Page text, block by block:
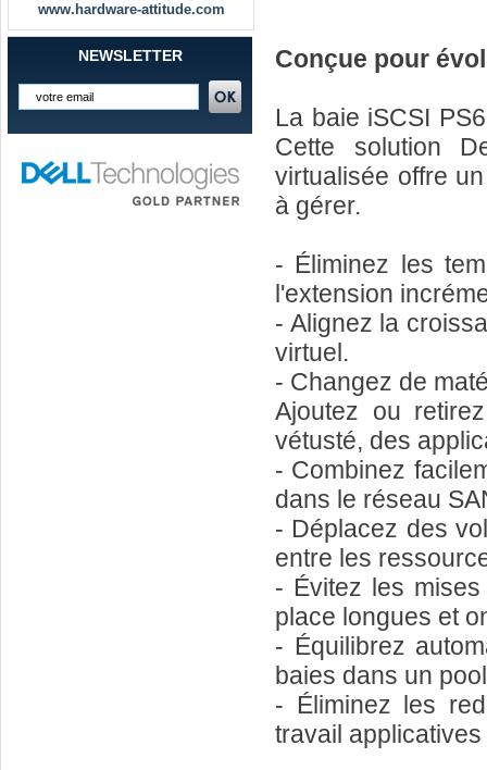
www.hardware-attitude.com
NEWSLETTER Conçue pour
La baie iSCSI
Cette solution
virtualisée offre
à gérer.
- Éliminez les
l'extension
- Alignez la
virtuel.
- Changez de
Ajoutez ou
vétusté, des
- Combinez
dans le réseau
- Déplacez des
entre les
- Évitez les
place longues et
- Équilibrez
baies dans un
- Éliminez les
travail